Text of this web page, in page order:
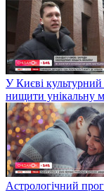
У Києві
нищити унікальну
Астрологічний